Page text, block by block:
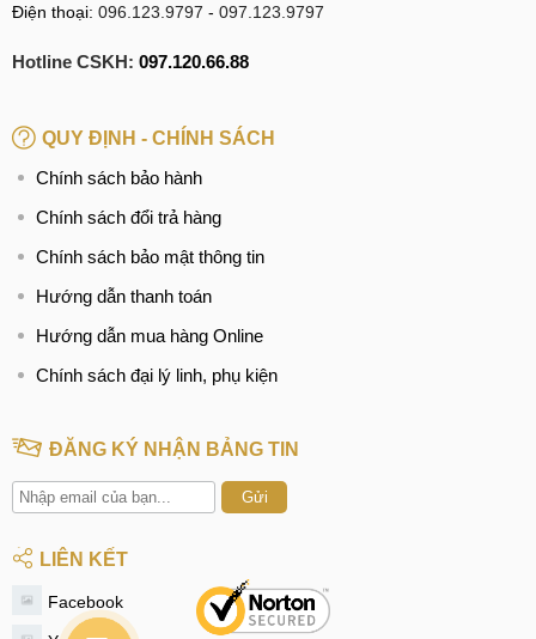
Điện thoại: 096.123.9797 - 097.123.9797
Hotline CSKH: 097.120.66.88
QUY ĐỊNH - CHÍNH SÁCH
Chính sách bảo hành
Chính sách đổi trả hàng
Chính sách bảo mật thông tin
Hướng dẫn thanh toán
Hướng dẫn mua hàng Online
Chính sách đại lý linh, phụ kiện
ĐĂNG KÝ NHẬN BẢNG TIN
Gửi
LIÊN KẾT
Facebook